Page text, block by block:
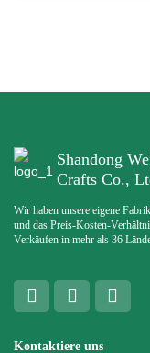
Shandong
Crafts Co.,
Wir haben unsere eigene
und das Preis-Kosten-
Verkäufen in mehr als 36
Kontaktiere uns